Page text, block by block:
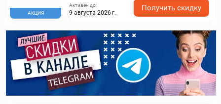
сбора 4,9% от стоимости заказа.
АКЦИЯ
Активен до:
9 августа 2026 г.
Получить скидку